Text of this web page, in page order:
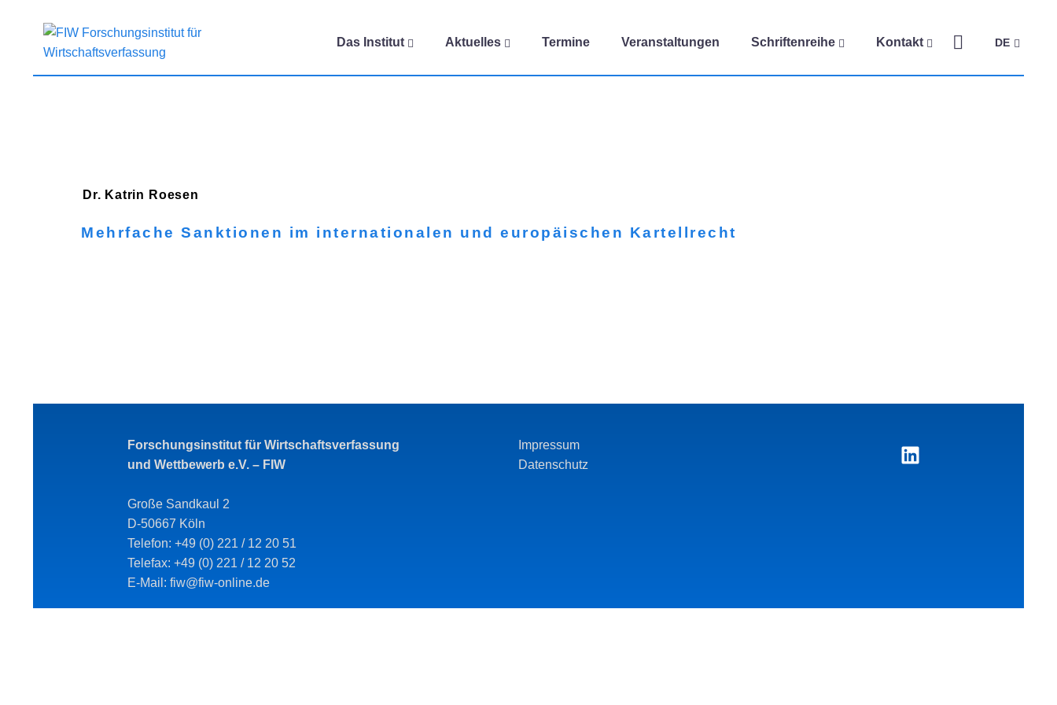
Das Institut Aktuelles Termine Veranstaltungen Schriftenreihe Kontakt DE
Dr. Katrin Roesen
Mehrfache Sanktionen im internationalen und europäischen Kartellrecht
Forschungsinstitut für Wirtschaftsverfassung
und Wettbewerb e.V. – FIW
Große Sandkaul 2
D-50667 Köln
Telefon: +49 (0) 221 / 12 20 51
Telefax: +49 (0) 221 / 12 20 52
E-Mail: fiw@fiw-online.de
Impressum
Datenschutz